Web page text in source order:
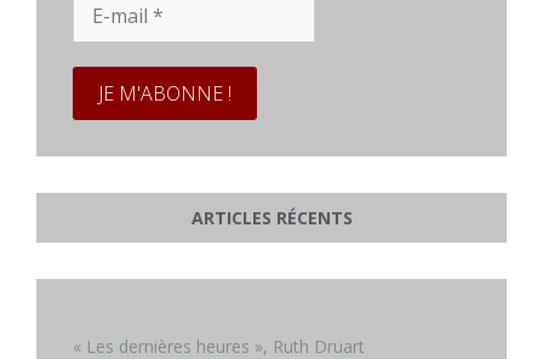
mail
ARTICLES RÉCENTS
« Les dernières heures », Ruth Druart